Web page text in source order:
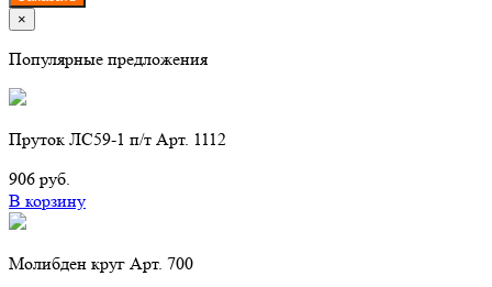
×
Популярные предложения
Пруток ЛС59-1 п/т Арт. 1112
906 руб.
В корзину
Молибден круг Арт. 700